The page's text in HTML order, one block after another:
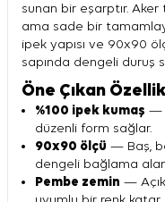
sunan bir eşarptır. Aker
ama sade bir
ipek yapısı ve 90x90
sapında dengeli duruş
Öne Çıkan
%100 ipek kumaş —
düzenli form sağlar.
90x90 ölçü — Baş,
dengeli bağlama
Pembe zemin —